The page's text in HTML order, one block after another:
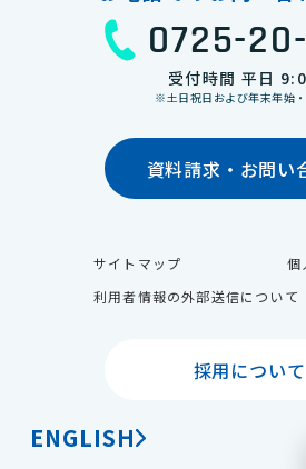
0725-
受付時間 平日
※土日祝日および年末年始
資料請求・お問い
サイトマップ
個
利用者情報の外部送信について
採用について
ENGLISH